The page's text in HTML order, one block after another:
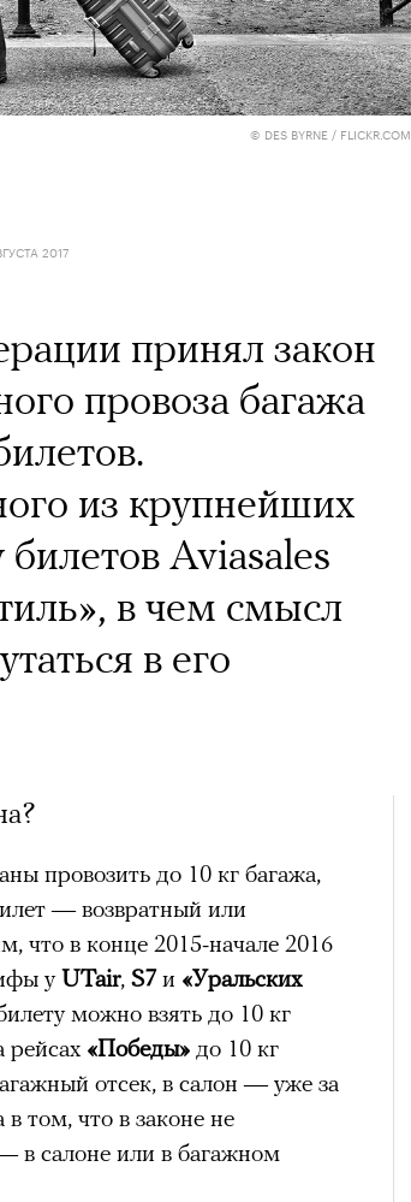
© DES BYRNE / FLICKR.COM
2017
принял закон
провоза багажа
из крупнейших
Aviasales
в чем смысл
в его
провозить до 10 кг багажа,
— возвратный или
что в конце 2015-начале 2016
уUTair, S7и «Уральских
можно взять до 10 кг
рейсах «Победы» до 10 кг
отсек, в салон — уже за
том, что в законе не
в салоне или в багажном